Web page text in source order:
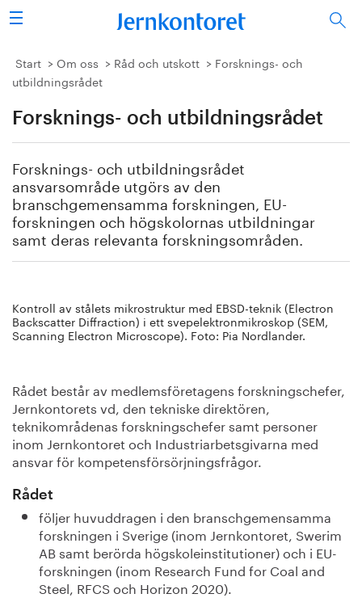
Sök
Stålindustrin
Forskning/utbildning
Energi/miljö
Vi tycker
Publicerat
Bildbank
Om oss
Start Om oss Råd och utskott
Forsknings- och
utbildningsrådet
Forsknings- och utbildningsrådet
Forsknings- och utbildningsrådet
ansvarsområde utgörs av den
branschgemensamma forskningen, EU-
forskningen och högskolornas utbildningar
samt deras relevanta forskningsområden.
Kontroll av stålets mikrostruktur med EBSD-teknik (Electron
Backscatter Diffraction) i ett svepelektronmikroskop (SEM,
Scanning Electron Microscope). Foto: Pia Nordlander.
Rådet består av medlemsföretagens forskningschefer,
Jernkontorets vd, den tekniske direktören,
teknikområdenas forskningschefer samt personer
inom Jernkontoret och Industriarbetsgivarna med
ansvar för kompetensförsörjningsfrågor.
Rådet
följer huvuddragen i den branschgemensamma
forskningen i Sverige (inom Jernkontoret, Swerim
AB samt berörda högskoleinstitutioner) och i EU-
forskningen (inom Research Fund for Coal and
Steel, RFCS och Horizon 2020).